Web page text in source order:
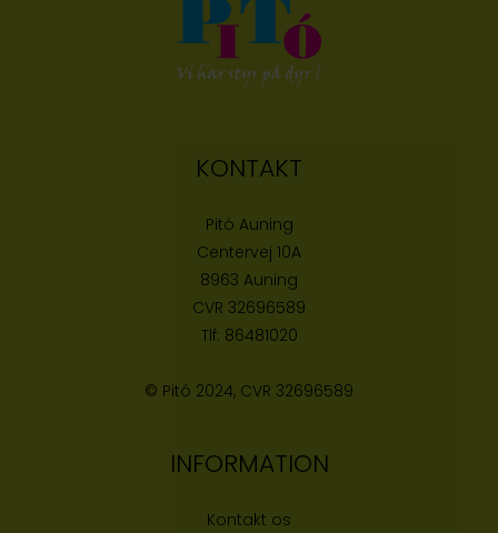
KONTAKT
Pitó Auning
Centervej 10A
8963 Auning
CVR 32696589
Tlf: 86481020
© Pitó 2024, CVR 32696589
INFORMATION
Kontakt os